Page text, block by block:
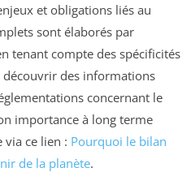
et obligations liés au
sont élaborés par
tenant compte des spécificités
découvrir des informations
concernant le
importance à long terme
via ce lien : Pourquoi le bilan
de la planète.